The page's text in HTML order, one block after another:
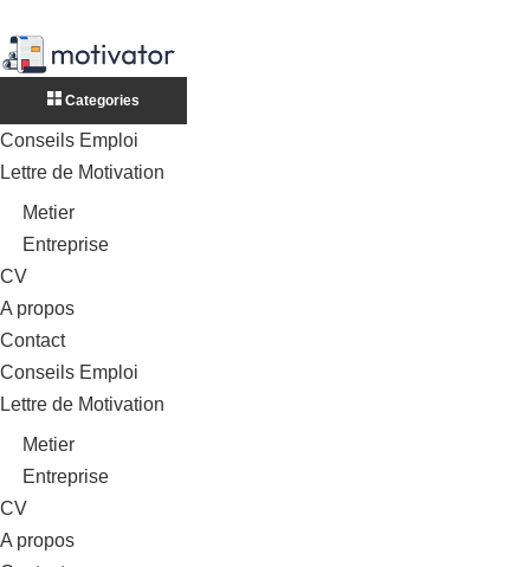
Categories
Conseils Emploi
Lettre de Motivation
Metier
Entreprise
CV
A propos
Contact
Conseils Emploi
Lettre de Motivation
Metier
Entreprise
CV
A propos